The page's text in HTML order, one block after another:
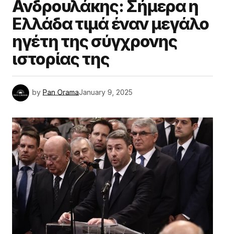
Ανδρουλάκης: Σήμερα η
Ελλάδα τιμά έναν μεγάλο
ηγέτη της σύγχρονης
ιστορίας της
by Pan OramaJanuary 9, 2025